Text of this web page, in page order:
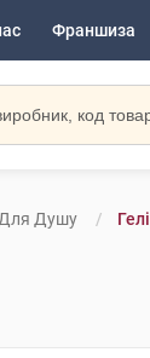
Франшиза
Для Душу